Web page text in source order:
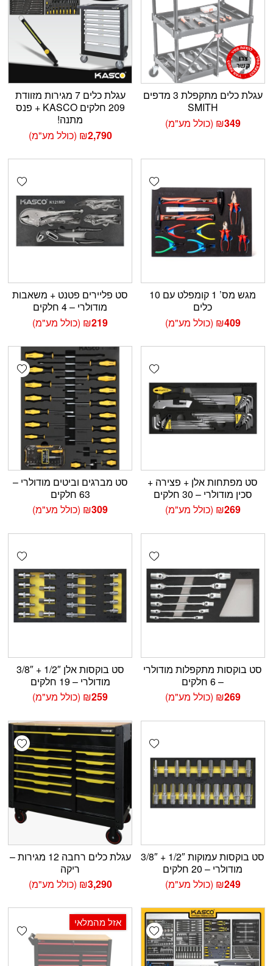
עגלת כלים מתקפלת 3 מדפים
SMITH
₪349 (כולל מע"מ)
עגלת כלים 7 מגירות מזוודת
209 חלקים KASCO + פנס
מתנה!
₪2,790 (כולל מע"מ)
Add wishlist
מגש מס’ 1 קומפלט עם 10
כלים
₪409 (כולל מע"מ)
סט פליירים פטנט + משאבות
מודולרי – 4 חלקים
₪219 (כולל מע"מ)
Add wishlist
סט מפתחות אלן + פצירה +
סכין מודולרי – 30 חלקים
₪269 (כולל מע"מ)
סט מברגים וביטים מודולרי –
63 חלקים
₪309 (כולל מע"מ)
Add wishlist
סט בוקסות מתקפלות מודולרי
– 6 חלקים
₪269 (כולל מע"מ)
סט בוקסות אלן 1/2″ + 3/8″
מודולרי – 19 חלקים
₪259 (כולל מע"מ)
Add wishlist
סט בוקסות עמוקות 1/2″ + 3/8″
מודולרי – 20 חלקים
₪249 (כולל מע"מ)
עגלת כלים רחבה 12 מגירות –
ריקה
₪3,290 (כולל מע"מ)
Add wishlist
‫13% הנחה
אזל מהמלאי